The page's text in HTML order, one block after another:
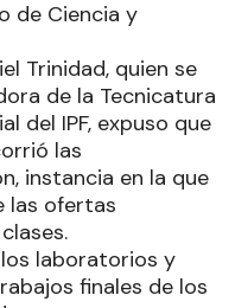
de Ciencia y
Trinidad, quien se
de la Tecnicatura
del IPF, expuso que
las
instancia en la que
las ofertas
laboratorios y
finales de los